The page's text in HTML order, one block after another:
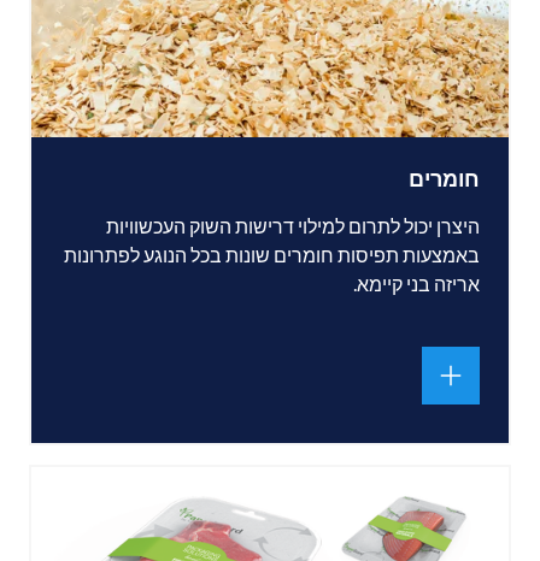
חומרים
היצרן יכול לתרום למילוי דרישות השוק העכשוויות
באמצעות תפיסות חומרים שונות בכל הנוגע לפתרונות
אריזה בני קיימא.